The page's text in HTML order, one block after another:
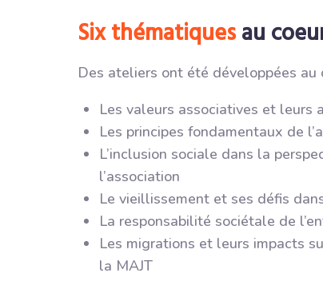
Six thématiquesau
Des ateliers ont été développées au
Les valeurs associatives et leurs
Les principes fondamentaux de
L’inclusion sociale dans la
l’association
Le vieillissement et ses défis
La responsabilité sociétale de
Les migrations et leurs impacts
la MAJT